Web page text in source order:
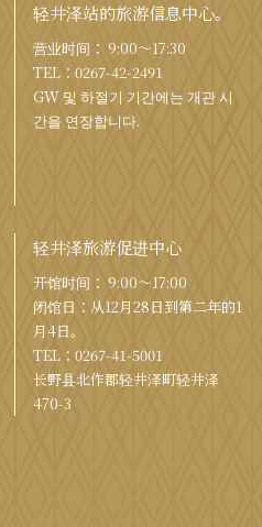
轻井泽站的旅游信息中心。
营业时间： 9:00〜17:30
TEL： 0267-42-2491
GW 및 하절기 기간에는 개관 시
간을 연장합니다.
轻井泽旅游促进中心
开馆时间： 9:00〜17:00
闭馆日：从12月28日到第二年的1
月4日。
TEL： 0267-41-5001
长野县北作郡轻井泽町轻井泽
470-3